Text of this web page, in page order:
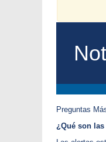
Preguntas
¿Qué son